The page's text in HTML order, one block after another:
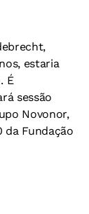
estaria
É
sessão
Novonor,
da Fundação